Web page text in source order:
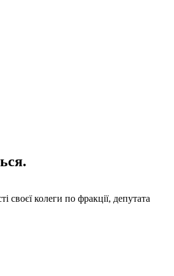
своєї колеги по фракції, депутата